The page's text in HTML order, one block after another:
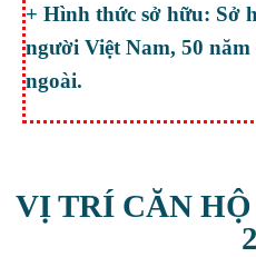
+ Hình thức sở hữu: Sở
người Việt Nam, 50
ngoài.
VỊ TRÍ CĂN
2